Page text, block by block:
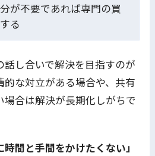
が不要であれば専門の買
る
話し合いで解決を目指すのが
的な対立がある場合や、共有
合は解決が長期化しがちで
時間と手間をかけたくない」